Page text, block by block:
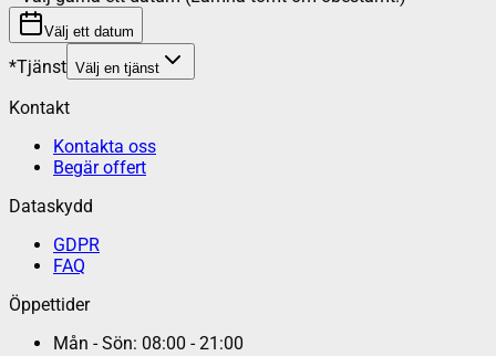
Välj ett datum
*Tjänst Välj en tjänst
Kontakt
Kontakta oss
Begär offert
Dataskydd
GDPR
FAQ
Öppettider
Mån - Sön: 08:00 - 21:00